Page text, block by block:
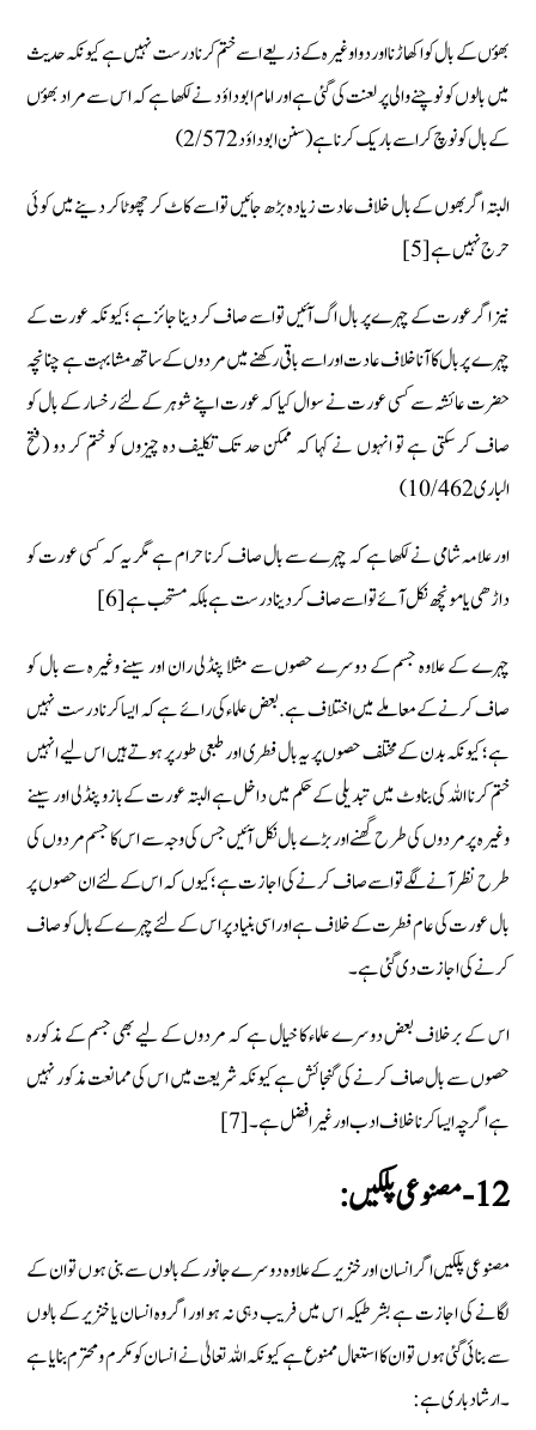
بھؤں کے بال کو اکھاڑنا اور دوا وغیرہ کے ذریعے اسے ختم کرنا درست نہیں ہے کیونکہ حدیث
میں بالوں کو نوچنے والی پر لعنت کی گئی ہے اور امام ابو داؤد نے لکھا ہے کہ اس سے مراد بھؤں
کے بال کو نوچ کر اسے باریک کرنا ہے (سنن ابو داؤد 2/572)
البتہ اگر بھوں کے بال خلاف عادت زیادہ بڑھ جائیں تو اسے کاٹ کر چھوٹا کر دینے میں کوئی
حرج نہیں ہے[5]
نیز اگر عورت کے چہرے پر بال اگ آئیں تو اسے صاف کر دینا‌ جائز ہے ؛ کیونکہ عورت کے
چہرے پر بال کا آنا خلاف عادت اور اسے باقی رکھنے میں مردوں کے ساتھ مشابہت ہے چنانچہ
حضرت عائشہ سے کسی عورت نے سوال کیا کہ عورت اپنے شوہر کے لئے رخسار کے بال کو
صاف کر سکتی ہے تو انہوں نے کہا کہ ممکن حد تک تکلیف دہ چیزوں کو ختم کر دو (فتح
البارى 10/462)
اور علامہ شامی نے لکھا ہے کہ چہرے سے بال صاف کرنا حرام ہے مگر یہ کہ کسی عورت کو
داڑھی یا مونچھ نکل آئے تو اسے صاف کر دینا درست ہے بلکہ مستحب ہے[6]
چہرے کے علاوہ جسم کے دوسرے حصوں سے مثلا پنڈلی ران اور سینے وغیرہ سے بال کو
صاف کرنے کے معاملے میں اختلاف ہے . بعض علماء کی رائے ہے کہ ایسا کرنا درست نہیں
ہے؛ کیونکہ بدن کے مختلف حصوں پر یہ بال فطری اور طبعی طور پر ہوتے ہیں اس لیے انہیں
ختم کرنا اللہ کی بناوٹ میں تبدیلی کے حکم میں داخل ہے البتہ عورت کے بازو پنڈلی اور سینے
وغیرہ پر مردوں کی طرح گھنے اور بڑے بال نکل آئیں جس کی وجہ سے اس کا جسم مردوں کی
طرح نظر آنے لگے تو اسے صاف کرنے کی اجازت ہے؛ کیوں کہ اس کے لئے ان حصوں پر
بال عورت کی عام فطرت کے خلاف ہے اور اسی بنیاد پر اس کے لئے چہرے کے بال کو صاف
کرنے کی اجازت دی گئی ہے۔
اس کے برخلاف بعض دوسرے علماء کا خیال ہے کہ مردوں کے لیے بھی جسم کے مذکورہ
حصوں سے بال صاف کرنے کی گنجائش ہے کیونکہ شریعت میں اس کی ممانعت مذکور نہیں
ہے اگرچہ ایسا کرنا خلاف ادب اور غیر افضل ہے۔[7]
12- مصنوعی پلکیں:
مصنوعی پلکیں اگر انسان اور خنزیر کے علاوہ دوسرے جانور کے بالوں سے بنی ہوں تو ان کے
لگانے کی اجازت ہے بشرطیکہ اس میں فریب دہی نہ ہو اور اگر وہ انسان یا خنزیر کے بالوں
سے بنائی گئی ہوں تو ان کا استعمال ممنوع ہے کیونکہ اللہ تعالیٰ نے انسان کو مکرم و محترم بنایا ہے
۔ارشاد باری ہے :